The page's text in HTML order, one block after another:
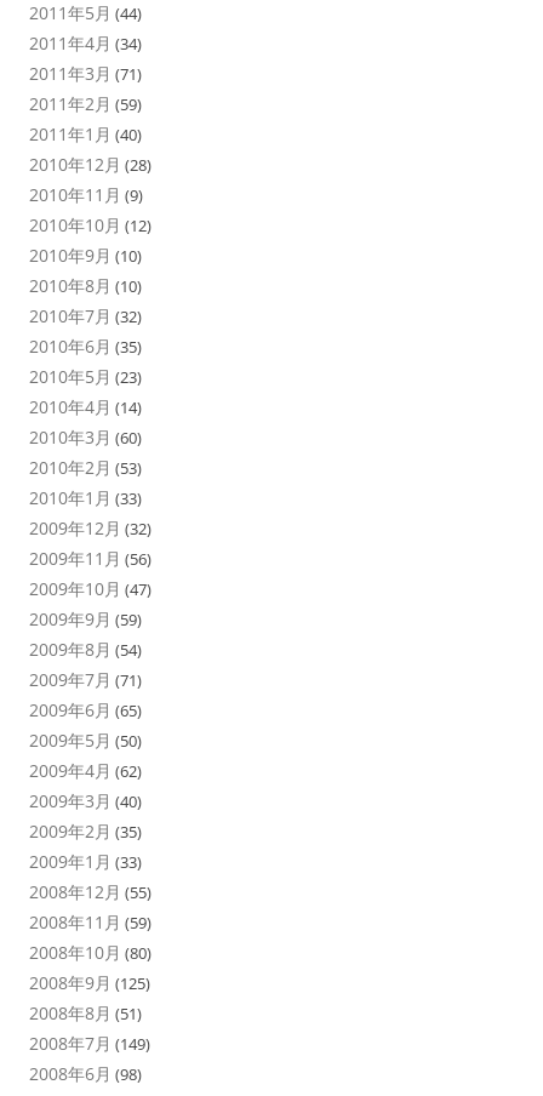
2011年5月 (44)
2011年4月 (34)
2011年3月 (71)
2011年2月 (59)
2011年1月 (40)
2010年12月 (28)
2010年11月 (9)
2010年10月 (12)
2010年9月 (10)
2010年8月 (10)
2010年7月 (32)
2010年6月 (35)
2010年5月 (23)
2010年4月 (14)
2010年3月 (60)
2010年2月 (53)
2010年1月 (33)
2009年12月 (32)
2009年11月 (56)
2009年10月 (47)
2009年9月 (59)
2009年8月 (54)
2009年7月 (71)
2009年6月 (65)
2009年5月 (50)
2009年4月 (62)
2009年3月 (40)
2009年2月 (35)
2009年1月 (33)
2008年12月 (55)
2008年11月 (59)
2008年10月 (80)
2008年9月 (125)
2008年8月 (51)
2008年7月 (149)
2008年6月 (98)